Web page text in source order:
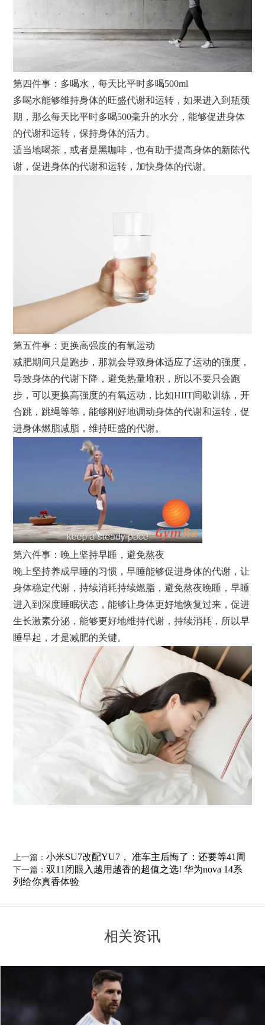
第四件事：多喝水，每天比平时多喝500ml
多喝水能够维持身体的旺盛代谢和运转，如果进入到瓶颈
期，那么每天比平时多喝500毫升的水分，能够促进身体
的代谢和运转，保持身体的活力。
适当地喝茶，或者是黑咖啡，也有助于提高身体的新陈代
谢，促进身体的代谢和运转，加快身体的代谢。
第五件事：更换高强度的有氧运动
减肥期间只是跑步，那就会导致身体适应了运动的强度，
导致身体的代谢下降，避免热量堆积，所以不要只会跑
步，可以更换高强度的有氧运动，比如HIIT间歇训练，开
合跳，跳绳等等，能够刚好地调动身体的代谢和运转，促
进身体燃脂减脂，维持旺盛的代谢。
第六件事：晚上坚持早睡，避免熬夜
晚上坚持养成早睡的习惯，早睡能够促进身体的代谢，让
身体稳定代谢，持续消耗持续燃脂，避免熬夜晚睡，早睡
进入到深度睡眠状态，能够让身体更好地恢复过来，促进
生长激素分泌，能够更好地维持代谢，持续消耗，所以早
睡早起，才是减肥的关键。
上一篇：小米SU7改配YU7， 准车主后悔了：还要等41周
下一篇： 双11闭眼入越用越香的超值之选! 华为nova 14系
列给你真香体验
相关资讯